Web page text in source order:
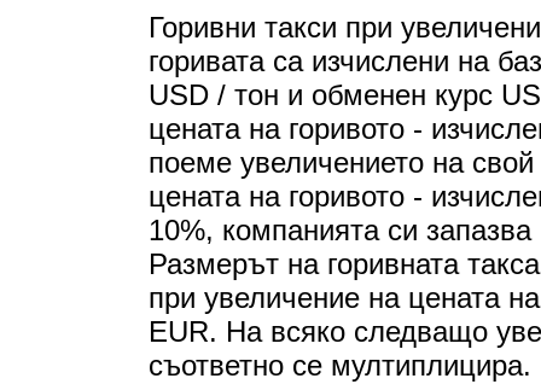
Горивни такси при
горивата са изчислени на
USD / тон и обменен курс
цената на горивото -
поеме увеличението на
цената на горивото -
10%, компанията си
Размерът на горивната
при увеличение на цената
EUR. На всяко следващо
съответно се мултиплицира.